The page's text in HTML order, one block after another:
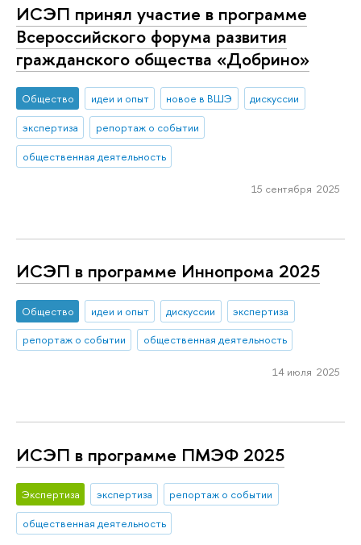
ИСЭП принял участие в программе
Всероссийского форума развития
гражданского общества «Добрино»
Общество идеи и опыт новое в ВШЭ
дискуссии
экспертиза
репортаж о событии
общественная деятельность
15 сентября 2025
ИСЭП в программе Иннопрома 2025
Общество идеи и опыт дискуссии
экспертиза
репортаж о событии
общественная деятельность
14 июля 2025
ИСЭП в программе ПМЭФ 2025
Экспертиза экспертиза
репортаж о событии
общественная деятельность